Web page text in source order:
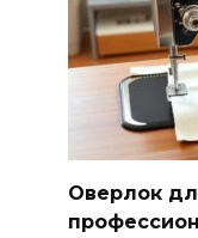
Оверлок